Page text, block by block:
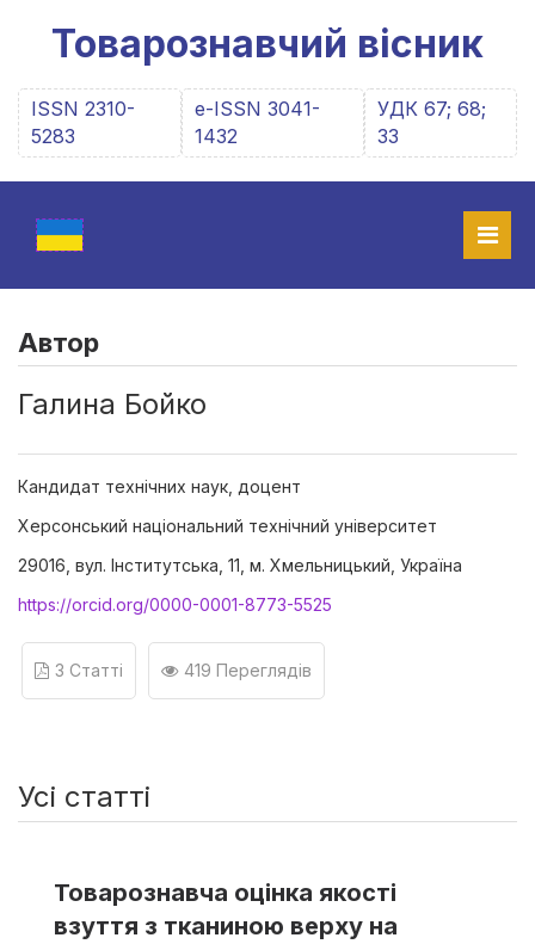
Товарознавчий вісник
ISSN 2310-
5283
e-ISSN 3041-
1432
УДК 67; 68;
33
Автор
Галина Бойко
Кандидат технічних наук, доцент
Херсонський національний технічний університет
29016, вул. Інститутська, 11, м. Хмельницький, Україна
https://orcid.org/0000-0001-8773-5525
3 Статті 419 Переглядів
Усі статті
Товарознавча оцінка якості
взуття з тканиною верху на